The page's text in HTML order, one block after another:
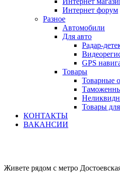
Интернет форум
Разное
Автомобили
Для авто
Радар-
GPS
Товары
Товарные
Товары
КОНТАКТЫ
ВАКАНСИИ
Живете рядом с метро